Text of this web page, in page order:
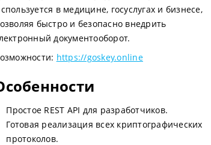
в медицине, госуслугах и бизнесе,
быстро и безопасно внедрить
документооборот.
https://goskey.online
Простое REST API для разработчиков.
Готовая реализация всех криптографических
протоколов.